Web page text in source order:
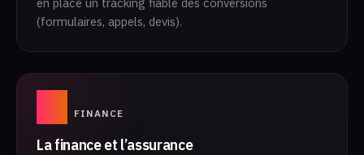
(formulaires, appels, devis).
FINANCE
La finance et l’assurance